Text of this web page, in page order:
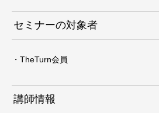
セミナーの対象者
・TheTurn会員
講師情報